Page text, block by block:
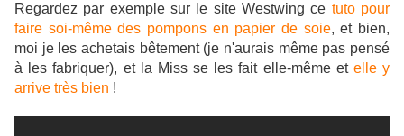
Regardez par exemple sur le site Westwing ce tuto pour
faire soi-même des pompons en papier de soie, et bien,
moi je les achetais bêtement (je n'aurais même pas pensé
à les fabriquer), et la Miss se les fait elle-même et elle y
arrive très bien !